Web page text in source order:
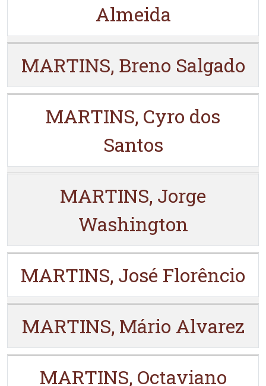
Almeida
MARTINS, Breno Salgado
MARTINS, Cyro dos
Santos
MARTINS, Jorge
Washington
MARTINS, José Florêncio
MARTINS, Mário Alvarez
MARTINS, Octaviano